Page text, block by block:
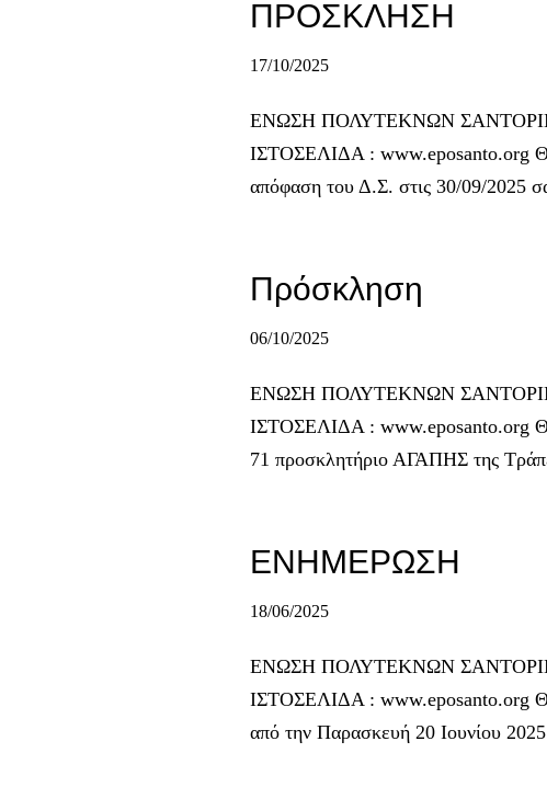
ΠΡΟΣΚΛΗΣΗ
17/10/2025
ΕΝΩΣΗ ΠΟΛΥΤΕΚΝΩΝ
ΙΣΤΟΣΕΛΙΔΑ : www.eposanto.org
απόφαση του Δ.Σ. στις 30/09/2025
Πρόσκληση
06/10/2025
ΕΝΩΣΗ ΠΟΛΥΤΕΚΝΩΝ
ΙΣΤΟΣΕΛΙΔΑ : www.eposanto.org
71 προσκλητήριο ΑΓΑΠΗΣ της
ΕΝΗΜΕΡΩΣΗ
18/06/2025
ΕΝΩΣΗ ΠΟΛΥΤΕΚΝΩΝ
ΙΣΤΟΣΕΛΙΔΑ : www.eposanto.org
από την Παρασκευή 20 Ιουνίου